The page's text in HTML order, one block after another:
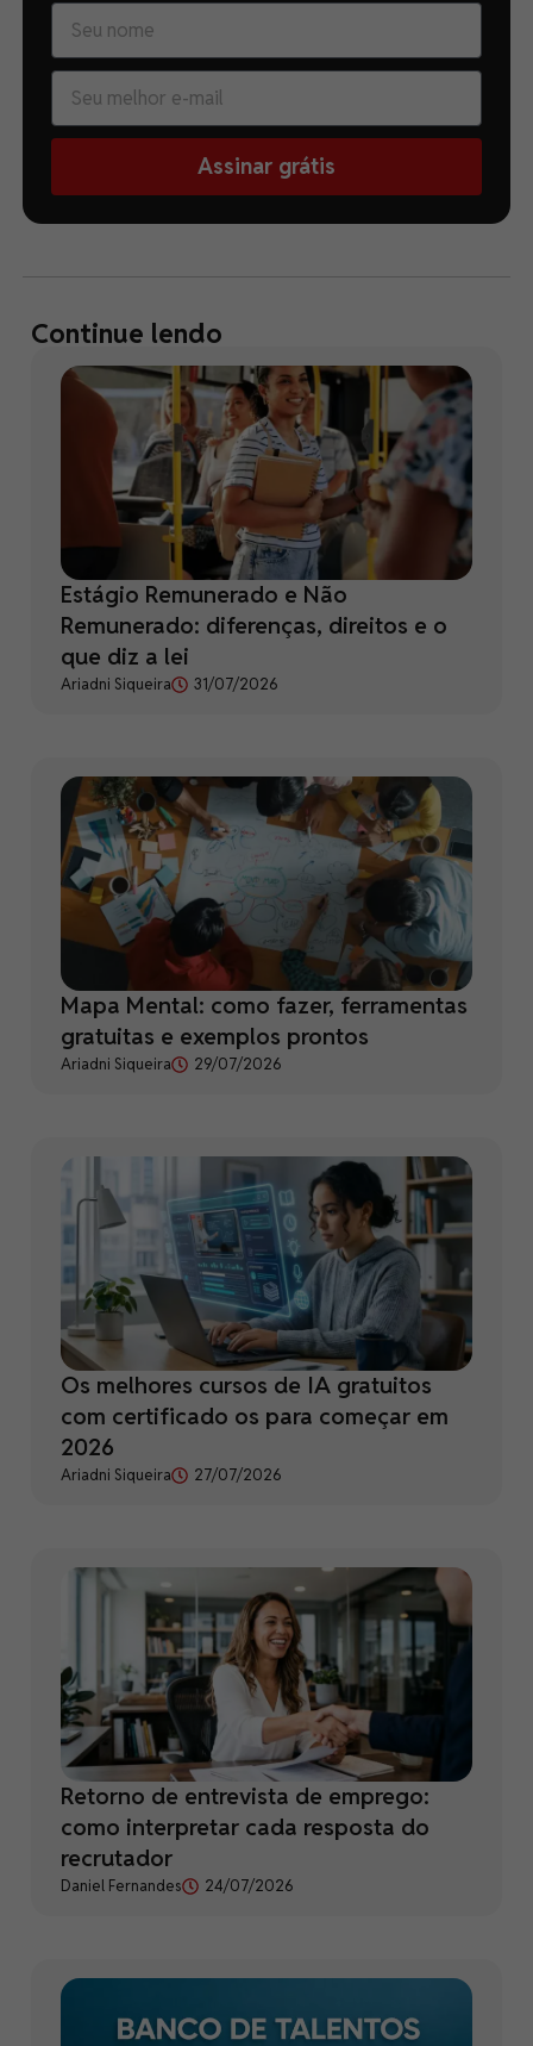
Assinar grátis
Continue lendo
Estágio Remunerado e Não
Remunerado: diferenças, direitos e o
que diz a lei
Ariadni Siqueira 31/07/2026
Mapa Mental: como fazer, ferramentas
gratuitas e exemplos prontos
Ariadni Siqueira 29/07/2026
Os melhores cursos de IA gratuitos
com certificado os para começar em
2026
Ariadni Siqueira 27/07/2026
Retorno de entrevista de emprego:
como interpretar cada resposta do
recrutador
Daniel Fernandes 24/07/2026